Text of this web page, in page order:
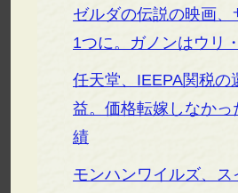
ゼルダの伝説の映画
1つに。ガノンはウリ
任天堂、IEEPA関税の
益。価格転嫁しなか
績
モンハンワイルズ、